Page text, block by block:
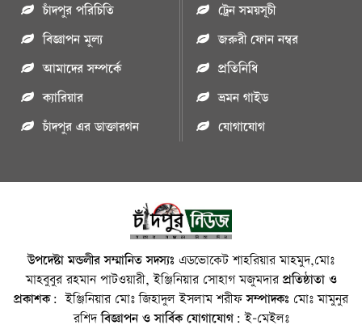
চাঁদপুর পরিচিতি
বিজ্ঞাপন মুল্য
আমাদের সম্পর্কে
ক্যারিয়ার
চাঁদপুর এর ডাক্তারগন
ট্রেন সময়সূচী
জরুরী ফোন নম্বর
প্রতিনিধি
ভ্রমন গাইড
যোগাযোগ
উপদেষ্টা মন্ডলীর সম্মানিত সদস্যঃ এডভোকেট শাহরিয়ার মাহমুদ,মোঃ
মাহবুবুর রহমান পাটওয়ারী, ইঞ্জিনিয়ার সোহাগ মজুমদারপ্রতিষ্ঠাতা ও
প্রকাশক: ইঞ্জিনিয়ার মোঃ জিহাদুল ইসলাম শরীফসম্পাদকঃ মোঃ মামুনুর
রশিদবিজ্ঞাপন ও সার্বিক যোগাযোগ: ই-মেইলঃ